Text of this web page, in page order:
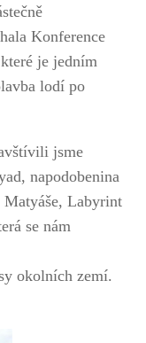
Konference
je jedním
lodí po
jsme
napodobenina
Matyáše, Labyrint
se nám
okolních zemí.